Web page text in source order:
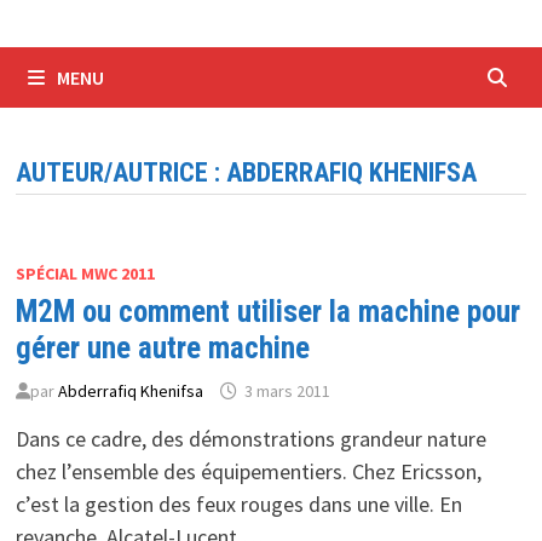
MENU
AUTEUR/AUTRICE : ABDERRAFIQ KHENIFSA
SPÉCIAL MWC 2011
M2M ou comment utiliser la machine pour
gérer une autre machine
parAbderrafiq Khenifsa 3 mars 2011
Dans ce cadre, des démonstrations grandeur nature
chez l’ensemble des équipementiers. Chez Ericsson,
c’est la gestion des feux rouges dans une ville. En